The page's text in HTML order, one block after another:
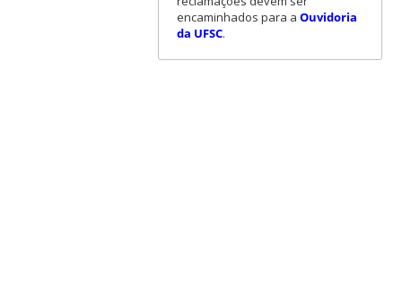
encaminhados para a Ouvidoria
da UFSC.